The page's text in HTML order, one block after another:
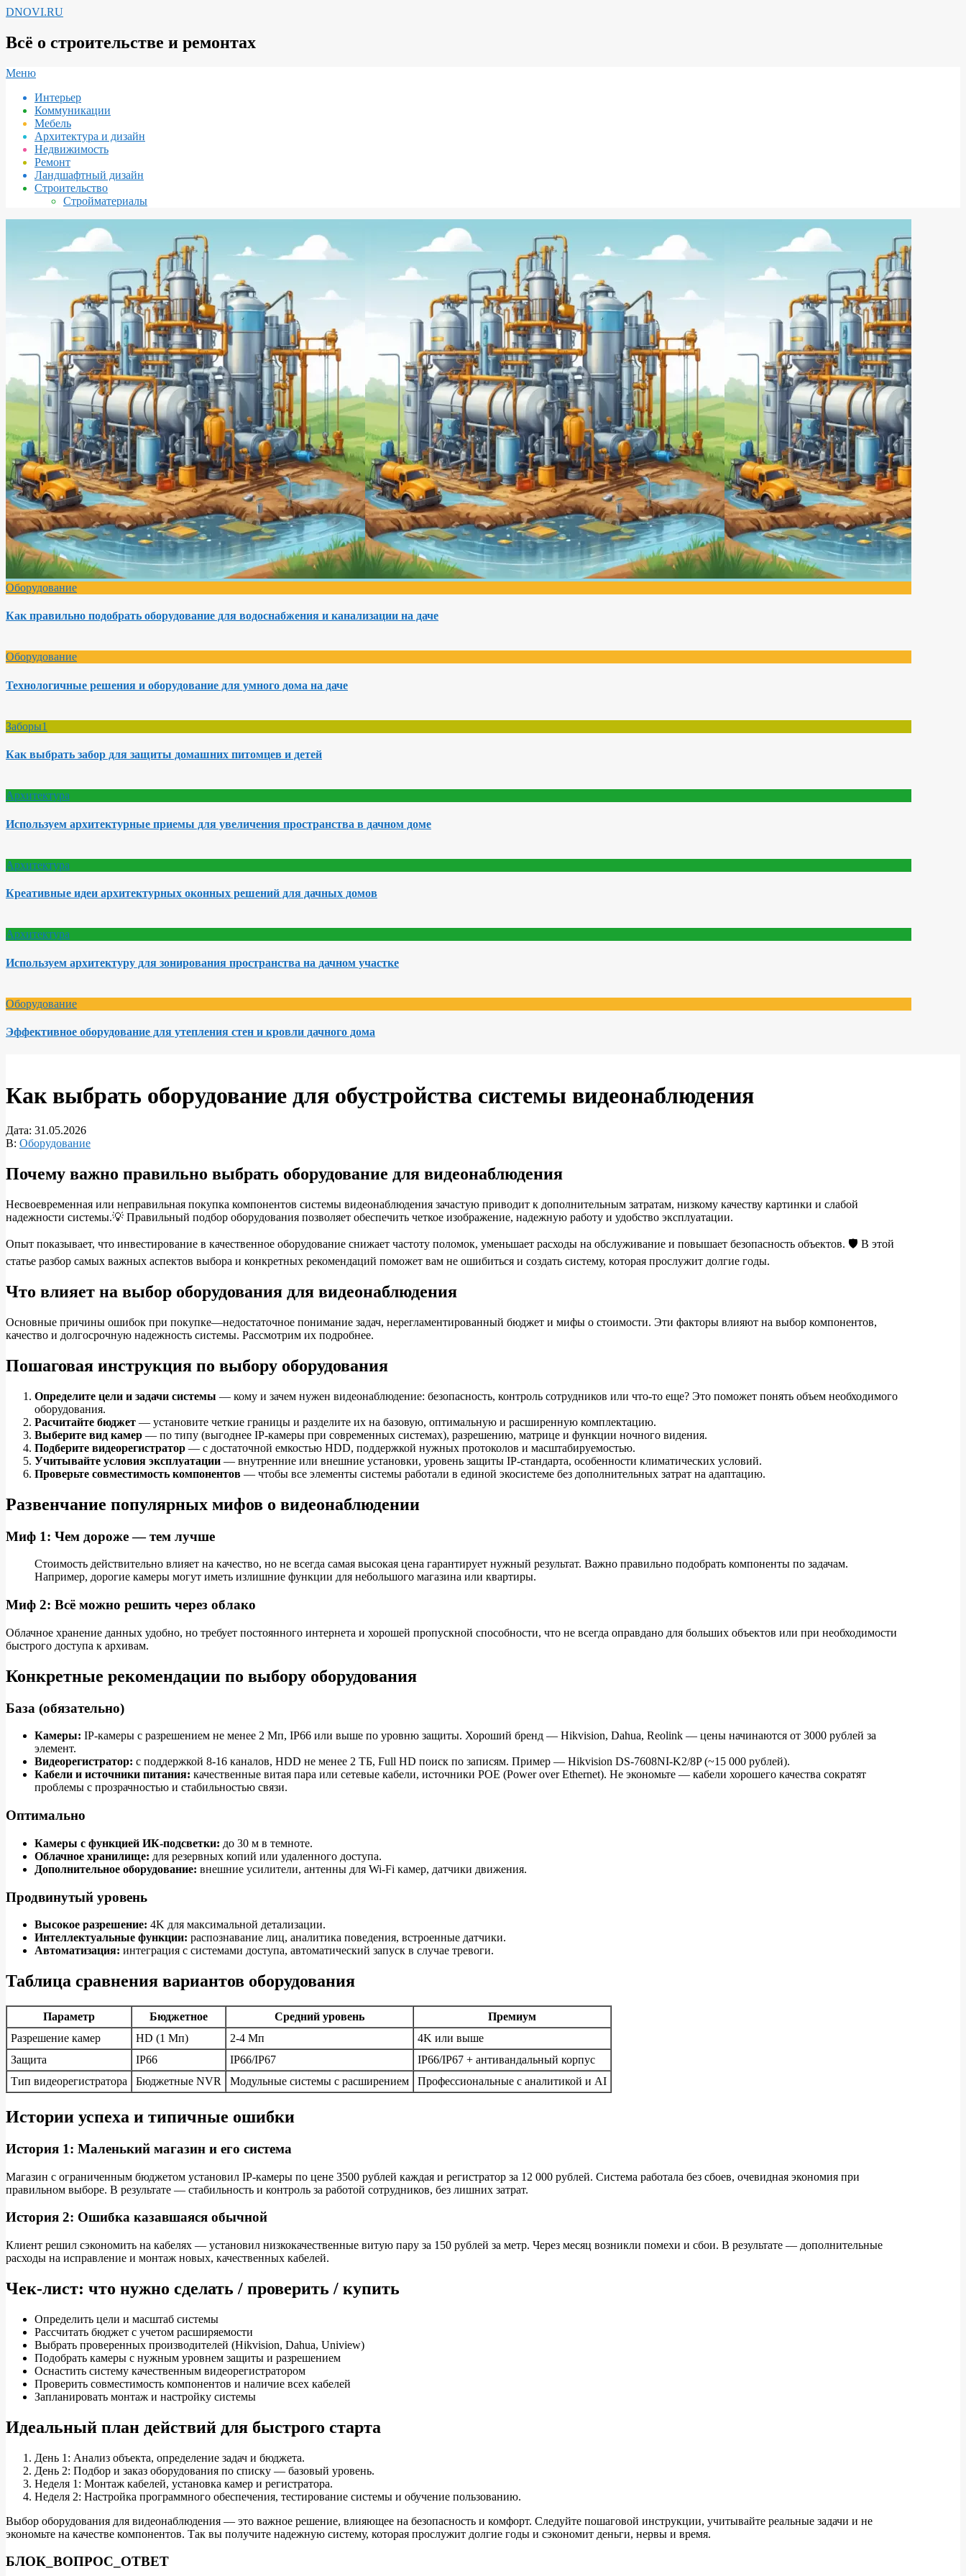
Перейти
содержимому
DNOVI.RU
Всё о строительстве и ремонтах
Вторичное
навигации
Меню
Интерьер
Коммуникации
Мебель
Архитектура и дизайн
Недвижимость
Ремонт
Ландшафтный дизайн
Строительство
Стройматериалы
Оборудование
Как правильно подобрать оборудование для водоснабжения и канализации на даче
Оборудование
Технологичные решения и оборудование для умного дома на даче
Заборы1
Как выбрать забор для защиты домашних питомцев и детей
Архитектура
Используем архитектурные приемы для увеличения пространства в дачном доме
Архитектура
Креативные идеи архитектурных оконных решений для дачных домов
Архитектура
Используем архитектуру для зонирования пространства на дачном участке
Оборудование
Эффективное оборудование для утепления стен и кровли дачного дома
Как выбрать оборудование для обустройства системы видеонаблюдения
Дата: 31.05.2026
В: Оборудование
Почему важно правильно выбрать оборудование для видеонаблюдения
Несвоевременная или неправильная покупка компонентов системы видеонаблюдения зачастую приводит к дополнительным затратам, низкому качеству картинки и слабой
надежности системы.💡 Правильный подбор оборудования позволяет обеспечить четкое изображение, надежную работу и удобство эксплуатации.
Опыт показывает, что инвестирование в качественное оборудование снижает частоту поломок, уменьшает расходы на обслуживание и повышает безопасность объектов. 🛡️ В этой
статье разбор самых важных аспектов выбора и конкретных рекомендаций поможет вам не ошибиться и создать систему, которая прослужит долгие годы.
Что влияет на выбор оборудования для видеонаблюдения
Основные причины ошибок при покупке—недостаточное понимание задач, нерегламентированный бюджет и мифы о стоимости. Эти факторы влияют на выбор компонентов,
качество и долгосрочную надежность системы. Рассмотрим их подробнее.
Пошаговая инструкция по выбору оборудования
Определите цели и задачи системы — кому и зачем нужен видеонаблюдение: безопасность, контроль сотрудников или что-то еще? Это поможет понять объем необходимого
оборудования.
Расчитайте бюджет — установите четкие границы и разделите их на базовую, оптимальную и расширенную комплектацию.
Выберите вид камер — по типу (выгоднее IP-камеры при современных системах), разрешению, матрице и функции ночного видения.
Подберите видеорегистратор — с достаточной емкостью HDD, поддержкой нужных протоколов и масштабируемостью.
Учитывайте условия эксплуатации — внутренние или внешние установки, уровень защиты IP-стандарта, особенности климатических условий.
Проверьте совместимость компонентов — чтобы все элементы системы работали в единой экосистеме без дополнительных затрат на адаптацию.
Развенчание популярных мифов о видеонаблюдении
Миф 1: Чем дороже — тем лучше
Стоимость действительно влияет на качество, но не всегда самая высокая цена гарантирует нужный результат. Важно правильно подобрать компоненты по задачам.
Например, дорогие камеры могут иметь излишние функции для небольшого магазина или квартиры.
Миф 2: Всё можно решить через облако
Облачное хранение данных удобно, но требует постоянного интернета и хорошей пропускной способности, что не всегда оправдано для больших объектов или при необходимости
быстрого доступа к архивам.
Конкретные рекомендации по выбору оборудования
База (обязательно)
Камеры: IP-камеры с разрешением не менее 2 Мп, IP66 или выше по уровню защиты. Хороший бренд — Hikvision, Dahua, Reolink — цены начинаются от 3000 рублей за
элемент.
Видеорегистратор: с поддержкой 8-16 каналов, HDD не менее 2 ТБ, Full HD поиск по записям. Пример — Hikvision DS-7608NI-K2/8P (~15 000 рублей).
Кабели и источники питания: качественные витая пара или сетевые кабели, источники POE (Power over Ethernet). Не экономьте — кабели хорошего качества сократят
проблемы с прозрачностью и стабильностью связи.
Оптимально
Камеры с функцией ИК-подсветки: до 30 м в темноте.
Облачное хранилище: для резервных копий или удаленного доступа.
Дополнительное оборудование: внешние усилители, антенны для Wi-Fi камер, датчики движения.
Продвинутый уровень
Высокое разрешение: 4K для максимальной детализации.
Интеллектуальные функции: распознавание лиц, аналитика поведения, встроенные датчики.
Автоматизация: интеграция с системами доступа, автоматический запуск в случае тревоги.
Таблица сравнения вариантов оборудования
Параметр Бюджетное Средний уровень
Премиум
Разрешение камер
HD (1 Мп) 2-4 Мп
4K или выше
Защита
IP66 IP66/IP67
IP66/IP67 + антивандальный корпус
Тип видеорегистратора
Бюджетные NVR Модульные системы с расширением Профессиональные с аналитикой и AI
Истории успеха и типичные ошибки
История 1: Маленький магазин и его система
Магазин с ограниченным бюджетом установил IP-камеры по цене 3500 рублей каждая и регистратор за 12 000 рублей. Система работала без сбоев, очевидная экономия при
правильном выборе. В результате — стабильность и контроль за работой сотрудников, без лишних затрат.
История 2: Ошибка казавшаяся обычной
Клиент решил сэкономить на кабелях — установил низкокачественные витую пару за 150 рублей за метр. Через месяц возникли помехи и сбои. В результате — дополнительные
расходы на исправление и монтаж новых, качественных кабелей.
Чек-лист: что нужно сделать / проверить / купить
Определить цели и масштаб системы
Рассчитать бюджет с учетом расширяемости
Выбрать проверенных производителей (Hikvision, Dahua, Uniview)
Подобрать камеры с нужным уровнем защиты и разрешением
Оснастить систему качественным видеорегистратором
Проверить совместимость компонентов и наличие всех кабелей
Запланировать монтаж и настройку системы
Идеальный план действий для быстрого старта
День 1: Анализ объекта, определение задач и бюджета.
День 2: Подбор и заказ оборудования по списку — базовый уровень.
Неделя 1: Монтаж кабелей, установка камер и регистратора.
Неделя 2: Настройка программного обеспечения, тестирование системы и обучение пользованию.
Выбор оборудования для видеонаблюдения — это важное решение, влияющее на безопасность и комфорт. Следуйте пошаговой инструкции, учитывайте реальные задачи и не
экономьте на качестве компонентов. Так вы получите надежную систему, которая прослужит долгие годы и сэкономит деньги, нервы и время.
БЛОК_ВОПРОС_ОТВЕТ